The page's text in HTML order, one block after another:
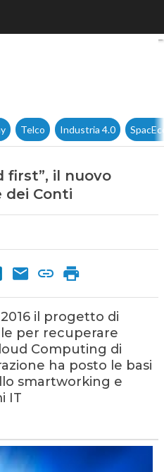
First, Cloud first”, il
Telco Industria 4.0
first”, il nuovo
dei Conti
il progetto di
per recuperare
Computing di
ha posto le basi
smartworking e
IT